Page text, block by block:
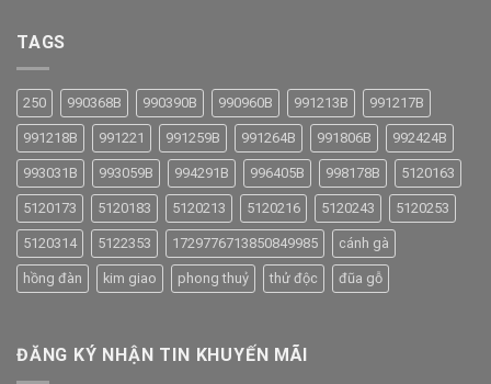
TAGS
250 990368B 990390B 990960B 991213B 991217B
991218B 991221 991259B 991264B 991806B 992424B
993031B 993059B 994291B 996405B 998178B 5120163
5120173 5120183 5120213 5120216 5120243 5120253
5120314 5122353 1729776713850849985 cánh gà
hồng đàn kim giao phong thuỷ thử độc đũa gỗ
ĐĂNG KÝ NHẬN TIN KHUYẾN MÃI